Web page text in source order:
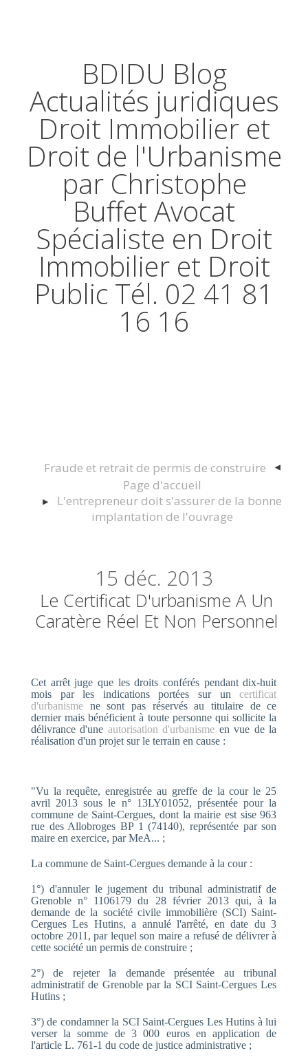
BDIDU Blog
Actualités juridiques
Droit Immobilier et
Droit de l'Urbanisme
par Christophe
Buffet Avocat
Spécialiste en Droit
Immobilier et Droit
Public Tél. 02 41 81
16 16
Fraude et retrait de permis de construire
Page d'accueil
L'entrepreneur doit s'assurer de la bonne
implantation de l'ouvrage
15 déc. 2013
Le Certificat D'urbanisme A Un
Caratère Réel Et Non Personnel
Cet arrêt juge que les droits conférés pendant dix-huit
mois par les indications portées sur uncertificat
d'urbanismene sont pas réservés au titulaire de ce
dernier mais bénéficient à toute personne qui sollicite la
délivrance d'une autorisation d'urbanisme en vue de la
réalisation d'un projet sur le terrain en cause :
"Vu la requête, enregistrée au greffe de la cour le 25
avril 2013 sous le n° 13LY01052, présentée pour la
commune de Saint-Cergues, dont la mairie est sise 963
rue des Allobroges BP 1 (74140), représentée par son
maire en exercice, par MeA... ;
La commune de Saint-Cergues demande à la cour :
1°) d'annuler le jugement du tribunal administratif de
Grenoble n° 1106179 du 28 février 2013 qui, à la
demande de la société civile immobilière (SCI) Saint-
Cergues Les Hutins, a annulé l'arrêté, en date du 3
octobre 2011, par lequel son maire a refusé de délivrer à
cette société un permis de construire ;
2°) de rejeter la demande présentée au tribunal
administratif de Grenoble par la SCI Saint-Cergues Les
Hutins ;
3°) de condamner la SCI Saint-Cergues Les Hutins à lui
verser la somme de 3 000 euros en application de
l'article L. 761-1 du code de justice administrative ;